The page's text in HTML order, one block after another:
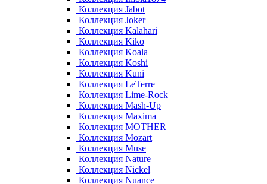
Коллекция Jabot
Коллекция Joker
Коллекция Kalahari
Коллекция Kiko
Коллекция Koala
Коллекция Koshi
Коллекция Kuni
Коллекция LeTerre
Коллекция Lime-Rock
Коллекция Mash-Up
Коллекция Maxima
Коллекция MOTHER
Коллекция Mozart
Коллекция Muse
Коллекция Nature
Коллекция Nickel
Коллекция Nuance